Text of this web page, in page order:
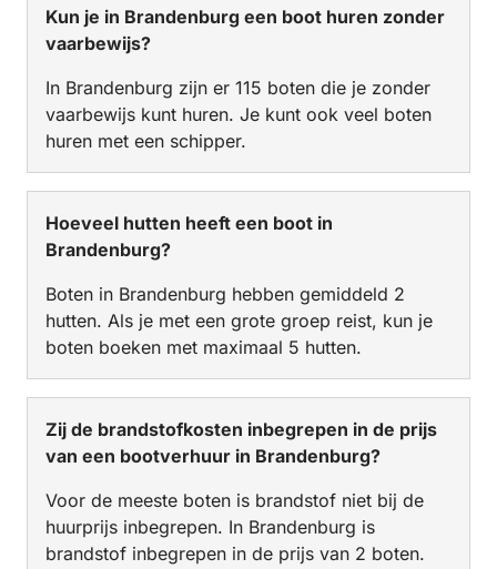
Kun je in Brandenburg een boot huren zonder
vaarbewijs?
In Brandenburg zijn er 115 boten die je zonder
vaarbewijs kunt huren. Je kunt ook veel boten
huren met een schipper.
Hoeveel hutten heeft een boot in
Brandenburg?
Boten in Brandenburg hebben gemiddeld 2
hutten. Als je met een grote groep reist, kun je
boten boeken met maximaal 5 hutten.
Zij de brandstofkosten inbegrepen in de prijs
van een bootverhuur in Brandenburg?
Voor de meeste boten is brandstof niet bij de
huurprijs inbegrepen. In Brandenburg is
brandstof inbegrepen in de prijs van 2 boten.